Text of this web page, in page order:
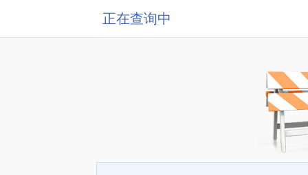
正在查询中